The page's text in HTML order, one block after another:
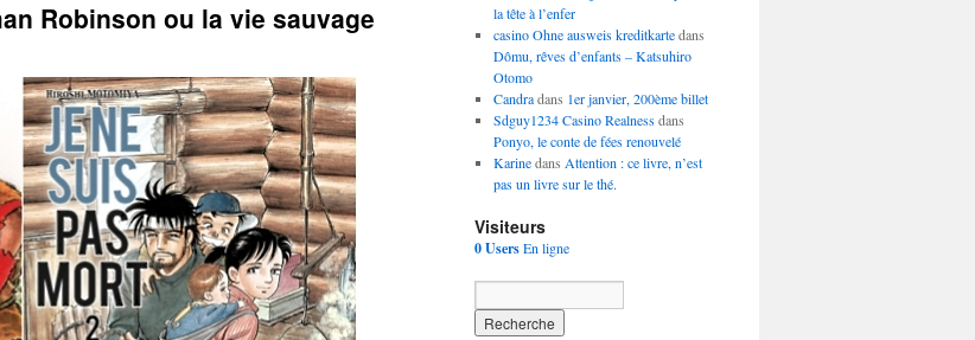
Robinson ou la vie sauvage
la tête à l’enfer
casino Ohne ausweis kreditkartedans
Dômu, rêves d’enfants – Katsuhiro
Otomo
Candradans 1er janvier, 200ème billet
Sdguy1234 Casino Realnessdans
Ponyo, le conte de fées renouvelé
Karinedans Attention : ce livre, n’est
pas un livre sur le thé.
Visiteurs
0 UsersEn ligne